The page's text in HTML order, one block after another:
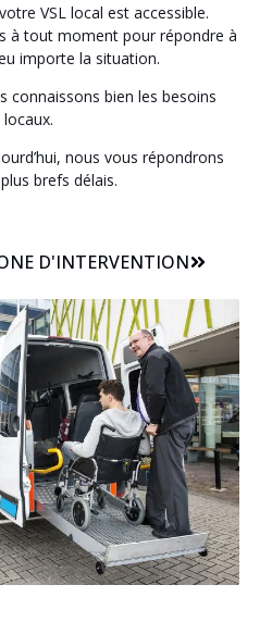
VSL local est accessible.
à tout moment pour répondre à
importe la situation.
connaissons bien les besoins
locaux.
nous vous répondrons
brefs délais.
D'INTERVENTION